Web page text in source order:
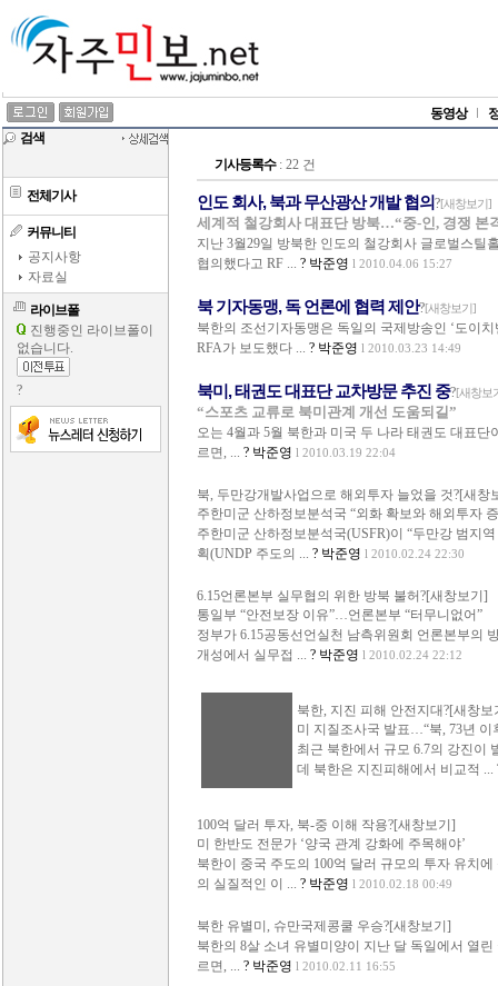
동영상
검색
전체기사
커뮤니티
공지사항
자료실
라이브폴
진행중인 라이브폴이
없습니다.
?
기사등록수: 22 건
인도 회사, 북과 무산광산 개발 협의?[새창보기]
세계적 철강회사 대표단 방북…“중-인, 경쟁 본
지난 3월29일 방북한 인도의 철강회사 글로벌스틸
협의했다고 RF ... ? 박준영 l 2010.04.06 15:27
북 기자동맹, 독 언론에 협력 제안?[새창보기]
북한의 조선기자동맹은 독일의 국제방송인 ‘도이
RFA가 보도했다 ... ? 박준영 l 2010.03.23 14:49
북미, 태권도 대표단 교차방문 추진 중?[새창보
“스포츠 교류로 북미관계 개선 도움되길”
오는 4월과 5월 북한과 미국 두 나라 태권도 대표
르면, ... ? 박준영 l 2010.03.19 22:04
북, 두만강개발사업으로 해외투자 늘었을 것?[새창
주한미군 산하정보분석국 “외화 확보와 해외투자
주한미군 산하정보분석국(USFR)이 “두만강 범지
획(UNDP 주도의 ... ? 박준영 l 2010.02.24 22:30
6.15언론본부 실무협의 위한 방북 불허?[새창보기]
통일부 “안전보장 이유”…언론본부 “터무니없어”
정부가 6.15공동선언실천 남측위원회 언론본부의
개성에서 실무접 ... ? 박준영 l 2010.02.24 22:12
북한, 지진 피해 안전지대?[새창보
미 지질조사국 발표…“북, 73년 이
최근 북한에서 규모 6.7의 강진이
데 북한은 지진피해에서 비교적 ...
100억 달러 투자, 북-중 이해 작용?[새창보기]
미 한반도 전문가 ‘양국 관계 강화에 주목해야’
북한이 중국 주도의 100억 달러 규모의 투자 유치
의 실질적인 이 ... ? 박준영 l 2010.02.18 00:49
북한 유별미, 슈만국제콩쿨 우승?[새창보기]
북한의 8살 소녀 유별미양이 지난 달 독일에서 열
르면, ... ? 박준영 l 2010.02.11 16:55